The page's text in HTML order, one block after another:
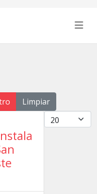
Limpiar
Cantidad